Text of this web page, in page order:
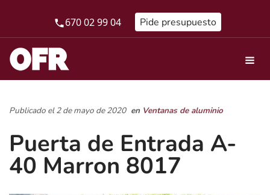
670 02 99 04 Pide presupuesto
Publicado el 2 de mayo de 2020 en Ventanas de aluminio
Puerta de Entrada A-
40 Marron 8017